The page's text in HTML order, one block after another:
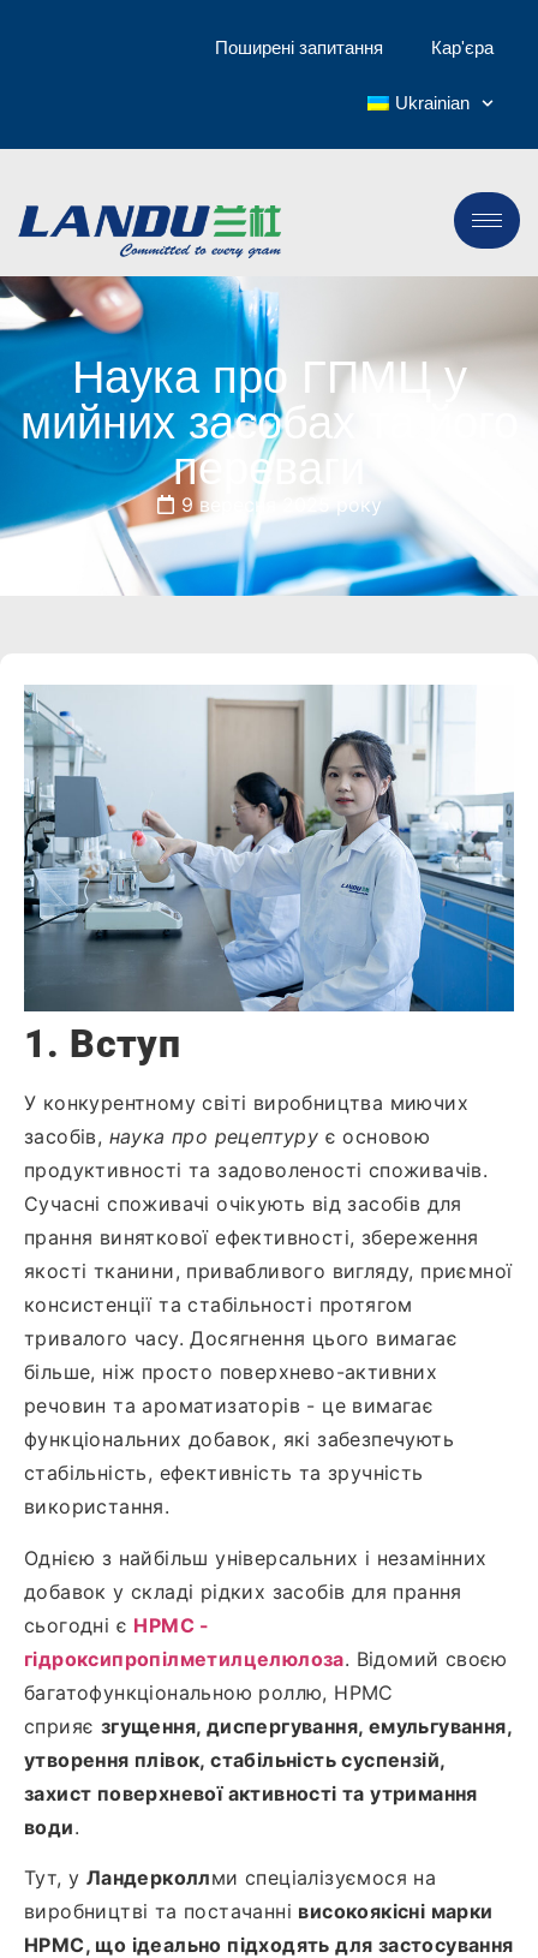
Поширені запитання Кар'єра
Ukrainian
Наука про ГПМЦ у
мийних засобах та його
переваги
9 вересня 2025 року
1. Вступ
У конкурентному світі виробництва миючих
засобів, наука про рецептуру є основою
продуктивності та задоволеності споживачів.
Сучасні споживачі очікують від засобів для
прання виняткової ефективності, збереження
якості тканини, привабливого вигляду, приємної
консистенції та стабільності протягом
тривалого часу. Досягнення цього вимагає
більше, ніж просто поверхнево-активних
речовин та ароматизаторів - це вимагає
функціональних добавок, які забезпечують
стабільність, ефективність та зручність
використання.
Однією з найбільш універсальних і незамінних
добавок у складі рідких засобів для прання
сьогодні є HPMC -
гідроксипропілметилцелюлоза. Відомий своєю
багатофункціональною роллю, HPMC
сприяє згущення, диспергування, емульгування,
утворення плівок, стабільність суспензій,
захист поверхневої активності та утримання
води.
Тут, у Ландерколлми спеціалізуємося на
виробництві та постачанні високоякісні марки
HPMC, що ідеально підходять для застосування